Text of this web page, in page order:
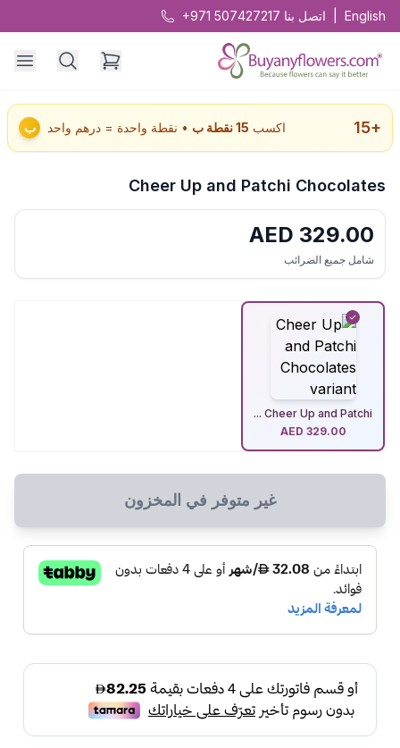
English اتصل بنا +971 507427217
+
15 اكسب 15نقطة ب • نقطة واحدة = درهم واحد ب
Cheer Up and Patchi Chocolates
329.00
شامل جميع الضرائب
Cheer Up and Patchi ...
AED 329.00
غير متوفر في المخزون